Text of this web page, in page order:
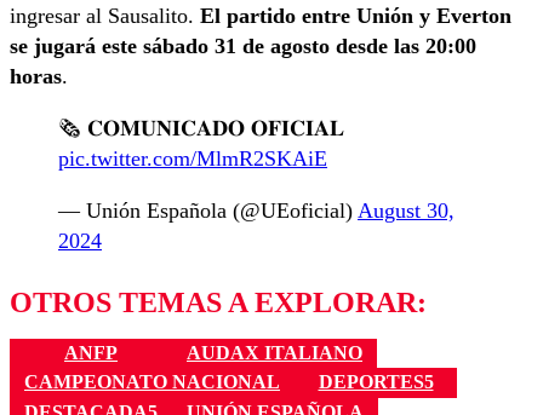
ingresar al Sausalito. El partido entre Unión y Everton
se jugará este sábado 31 de agosto desde las 20:00
horas.
🗞️ 𝐂𝐎𝐌𝐔𝐍𝐈𝐂𝐀𝐃𝐎 𝐎𝐅𝐈𝐂𝐈𝐀𝐋
pic.twitter.com/MlmR2SKAiE
— Unión Española (@UEoficial) August 30,
2024
OTROS TEMAS A EXPLORAR:
ANFP
AUDAX ITALIANO
CAMPEONATO NACIONAL
DEPORTES5